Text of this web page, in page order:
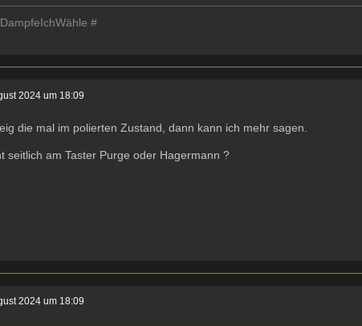
#
2024 um 18:09
die mal im polierten Zustand, dann kann ich mehr sagen.
seitlich am Taster Purge oder Hagermann ?
2024 um 18:09